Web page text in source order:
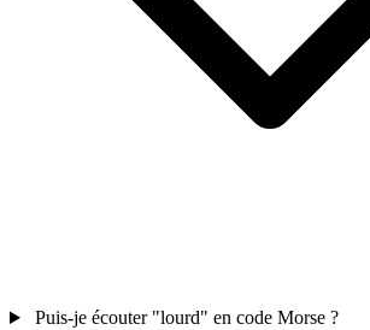
Puis-je écouter "lourd" en code Morse ?